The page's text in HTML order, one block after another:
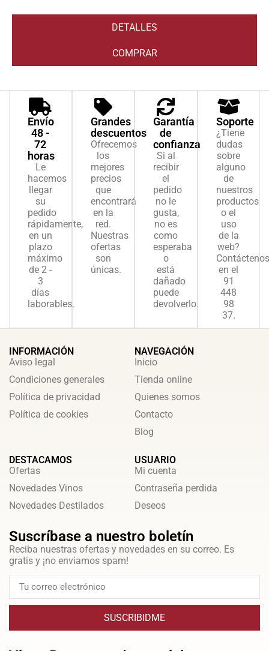
DETALLES
COMPRAR
Envío
48 -
72
horas
Le
hacemos
llegar
su
pedido
rápidamente,
en un
plazo
máximo
de 2 -
3
días
laborables.
Grandes
descuentos
Ofrecemos
los
mejores
precios
que
encontrará
en la
red.
Nuestras
ofertas
son
únicas.
Garantía
de
confianza
Si al
recibir
el
pedido
no le
gusta,
no es
como
esperaba
o
está
dañado
puede
devolverlo.
Soporte
¿Tiene
dudas
sobre
alguno
de
nuestros
productos
o el
uso
de la
web?
Contáctenos
en el
91
448
98
37.
INFORMACIÓN
Aviso legal
Condiciones generales
Política de privacidad
Política de cookies
NAVEGACIÓN
Inicio
Tienda online
Quienes somos
Contacto
Blog
DESTACAMOS
Ofertas
Novedades Vinos
Novedades Destilados
USUARIO
Mi cuenta
Contraseña perdida
Deseos
Suscríbase a nuestro boletín
Reciba nuestras ofertas y novedades en su correo. Es
gratis y ¡no enviamos spam!
SUSCRIBIDME